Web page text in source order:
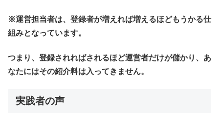
※運営担当者は、登録者が増えれば増えるほどもうかる仕
組みとなっています。
つまり、登録されればされるほど運営者だけが儲かり、あ
なたにはその紹介料は入ってきません。
実践者の声